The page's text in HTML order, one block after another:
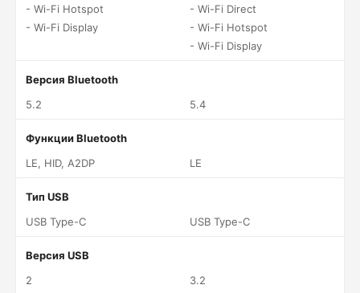
- Wi-Fi Hotspot
- Wi-Fi Display
- Wi-Fi Direct
- Wi-Fi Hotspot
- Wi-Fi Display
Версия Bluetooth
5.2
5.4
Функции Bluetooth
LE, HID, A2DP
LE
Тип USB
USB Type-C
USB Type-C
Версия USB
2
3.2